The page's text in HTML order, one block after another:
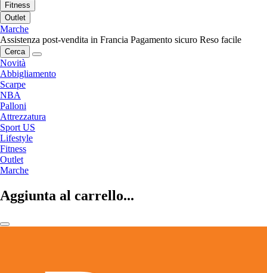
Fitness
Outlet
Marche
Assistenza post-vendita in Francia Pagamento sicuro Reso facile
Cerca
Novità
Abbigliamento
Scarpe
NBA
Palloni
Attrezzatura
Sport US
Lifestyle
Fitness
Outlet
Marche
Aggiunta al carrello...